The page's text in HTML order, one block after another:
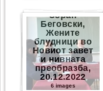
Зоран
Беговски,
Жените
блудници во
Новиот завет
и нивната
преобразба,
20.12.2022
6 images